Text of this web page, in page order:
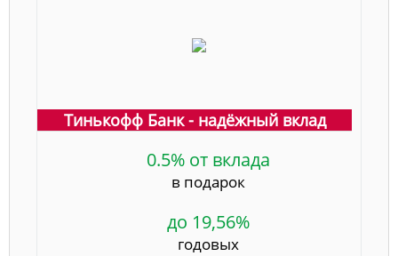
Тинькофф Банк - надёжный вклад
0.5% от вклада
в подарок
до 19,56%
годовых